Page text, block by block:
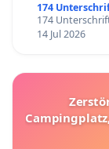
174
174
14 Jul 2026